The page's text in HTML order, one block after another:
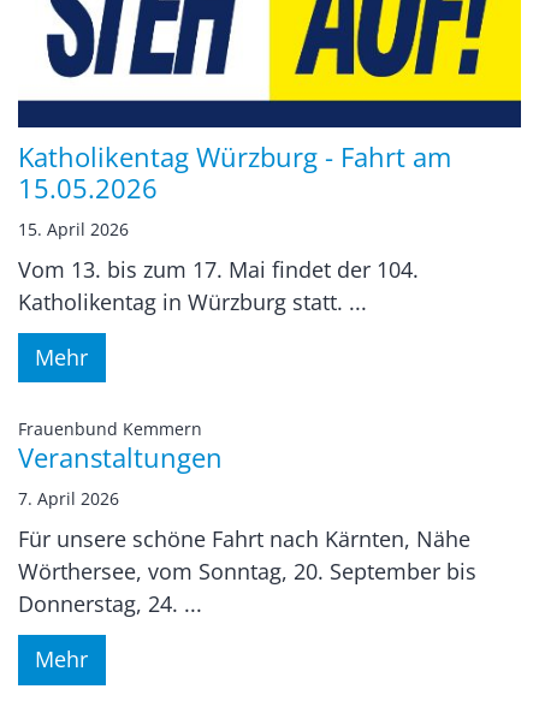
Katholikentag Würzburg - Fahrt am
15.05.2026
15. April 2026
Vom 13. bis zum 17. Mai findet der 104.
Katholikentag in Würzburg statt. ...
Mehr
Frauenbund Kemmern
Veranstaltungen
7. April 2026
Für unsere schöne Fahrt nach Kärnten, Nähe
Wörthersee, vom Sonntag, 20. September bis
Donnerstag, 24. ...
Mehr